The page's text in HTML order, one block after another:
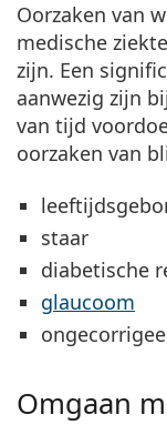
Oorzaken van
medische
zijn. Een
aanwezig zijn
van tijd
oorzaken van
staar
diabetische
glaucoom
Omgaan